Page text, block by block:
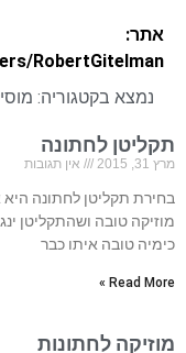
אתר:
RobertGitelman/
נמצא בקטגוריה:
תקליטן לחתונה
מרץ 31, 2015 אין תגובות
בחירת תקליטן לחתונה
מוזיקה טובה ושהתקליטן
כימיה טובה איתו כבר
Read More »
מוזיקה לחתונות